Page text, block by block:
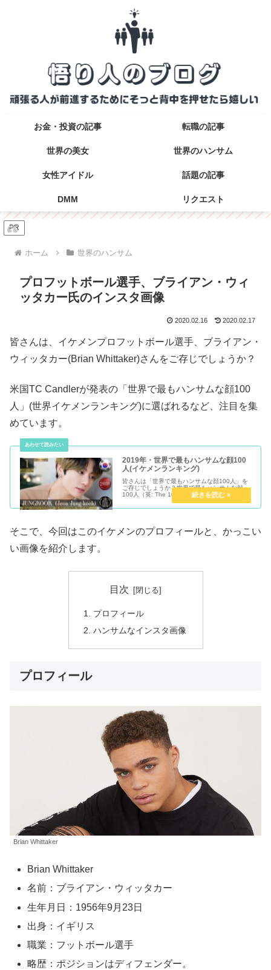
お金・投資の記事 転職の記事
世界の美女 世界のハンサム
女性アイドル 話題の記事
DMM リクエスト
PR
ホーム 世界のハンサム
プロフットボール選手、ブライアン・ウィ
ッタカー氏のインスタ画像
2020.02.16 2020.02.17
皆さんは、イケメンプロフットボール選手、ブライアン・
ウィッタカー(Brian Whittaker)さんをご存じでしょうか？
米国TC Candlerが発表の「世界で最もハンサムな顔100
人」(世界イケメンランキング)に選ばれるなど、注目を集
めています。
2019年・世界で最もハンサムな顔100
人(イケメンランキング)
皆さんは「世界で最もハンサムな顔100人」を
ご存じでしょうか？世界で最もハンサムな顔
100人（英: The 100 Most Handsome Faces）
とは、イギリス生まれアメリカ在住の映画評論
家を自称するTC Candlerという男性...
そこで、今回はこのイケメンのプロフィールと、かっこい
い画像を紹介します。
目次
プロフィール
ハンサムなインスタ画像
プロフィール
Brian Whittaker
Brian Whittaker
名前：ブライアン・ウィッタカー
生年月日：1956年9月23日
出身：イギリス
職業：フットボール選手
略歴：ポジションはディフェンダー。